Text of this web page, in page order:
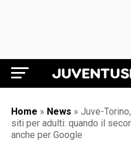
Home » News » Juve-
siti per adulti: quando il
anche per Google